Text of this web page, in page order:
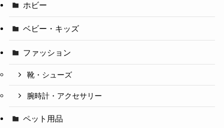
ホビー
ベビー・キッズ
ファッション
靴・シューズ
腕時計・アクセサリー
ペット用品